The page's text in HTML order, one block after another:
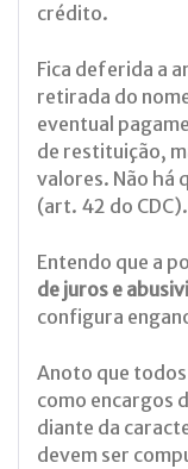
crédito.
Fica deferida a
retirada do nome
eventual
de restituição,
valores. Não há
(art. 42 do CDC).
Entendo que a
de juros e
configura
Anoto que
como encargos
diante da
devem ser